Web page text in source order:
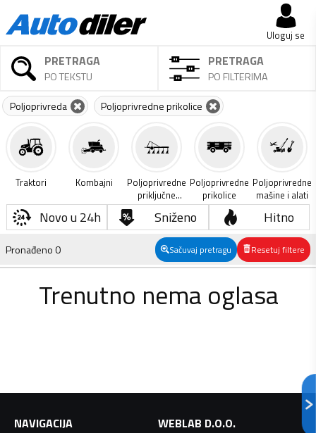
Uloguj se
PRETRAGA
PO TEKSTU
PRETRAGA
PO FILTERIMA
Poljoprivreda Poljoprivredne prikolice
Traktori Kombajni
Poljoprivredne
priključne
mašine
Poljoprivredne
prikolice
Poljoprivredne
mašine i alati
Novo u 24h Sniženo Hitno
Pronađeno0 Sačuvaj pretragu Resetuj filtere
Trenutno nema oglasa
NAVIGACIJA
WEBLAB D.O.O.